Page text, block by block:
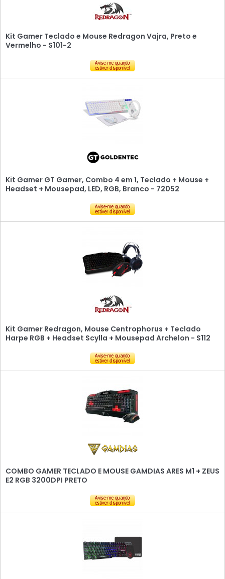
Kit Gamer Teclado e Mouse Redragon Vajra, Preto e
Vermelho - S101-2
Kit Gamer GT Gamer, Combo 4 em 1, Teclado + Mouse +
Headset + Mousepad, LED, RGB, Branco - 72052
Kit Gamer Redragon, Mouse Centrophorus + Teclado
Harpe RGB + Headset Scylla + Mousepad Archelon - S112
COMBO GAMER TECLADO E MOUSE GAMDIAS ARES M1 + ZEUS
E2 RGB 3200DPI PRETO